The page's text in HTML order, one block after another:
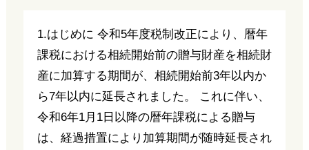
1.はじめに 令和5年度税制改正により、暦年
課税における相続開始前の贈与財産を相続財
産に加算する期間が、相続開始前3年以内か
ら7年以内に延長されました。 これに伴い、
令和6年1月1日以降の暦年課税による贈与
は、経過措置により加算期間が随時延長され